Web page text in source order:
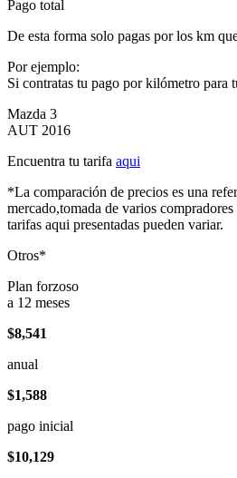
Pago total
De esta forma solo pagas por los km
Por ejemplo:
Si contratas tu pago por kilómetro para
Mazda 3
AUT 2016
Encuentra tu tarifa aqui
*La comparación de precios es una
mercado,tomada de varios
tarifas aqui presentadas pueden variar.
Otros*
Plan forzoso
a 12 meses
$8,541
anual
$1,588
pago inicial
$10,129